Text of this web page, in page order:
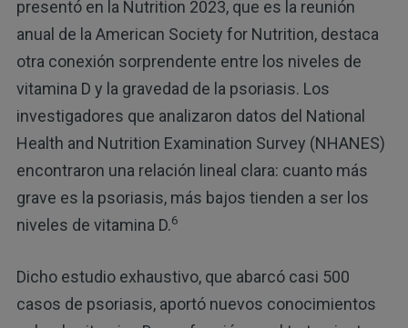
presentó en la Nutrition 2023, que es la reunión
anual de la American Society for Nutrition, destaca
otra conexión sorprendente entre los niveles de
vitamina D y la gravedad de la psoriasis. Los
investigadores que analizaron datos del National
Health and Nutrition Examination Survey (NHANES)
encontraron una relación lineal clara: cuanto más
grave es la psoriasis, más bajos tienden a ser los
niveles de vitamina D.6
Dicho estudio exhaustivo, que abarcó casi 500
casos de psoriasis, aportó nuevos conocimientos